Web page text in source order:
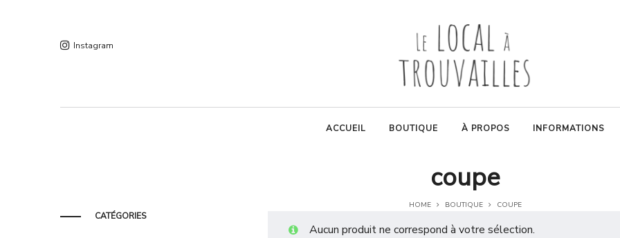
Instagram
ACCUEIL BOUTIQUE À PROPOS INFORMATIONS
coupe
HOME BOUTIQUE COUPE
Aucun produit ne correspond à votre sélection.
CATÉGORIES